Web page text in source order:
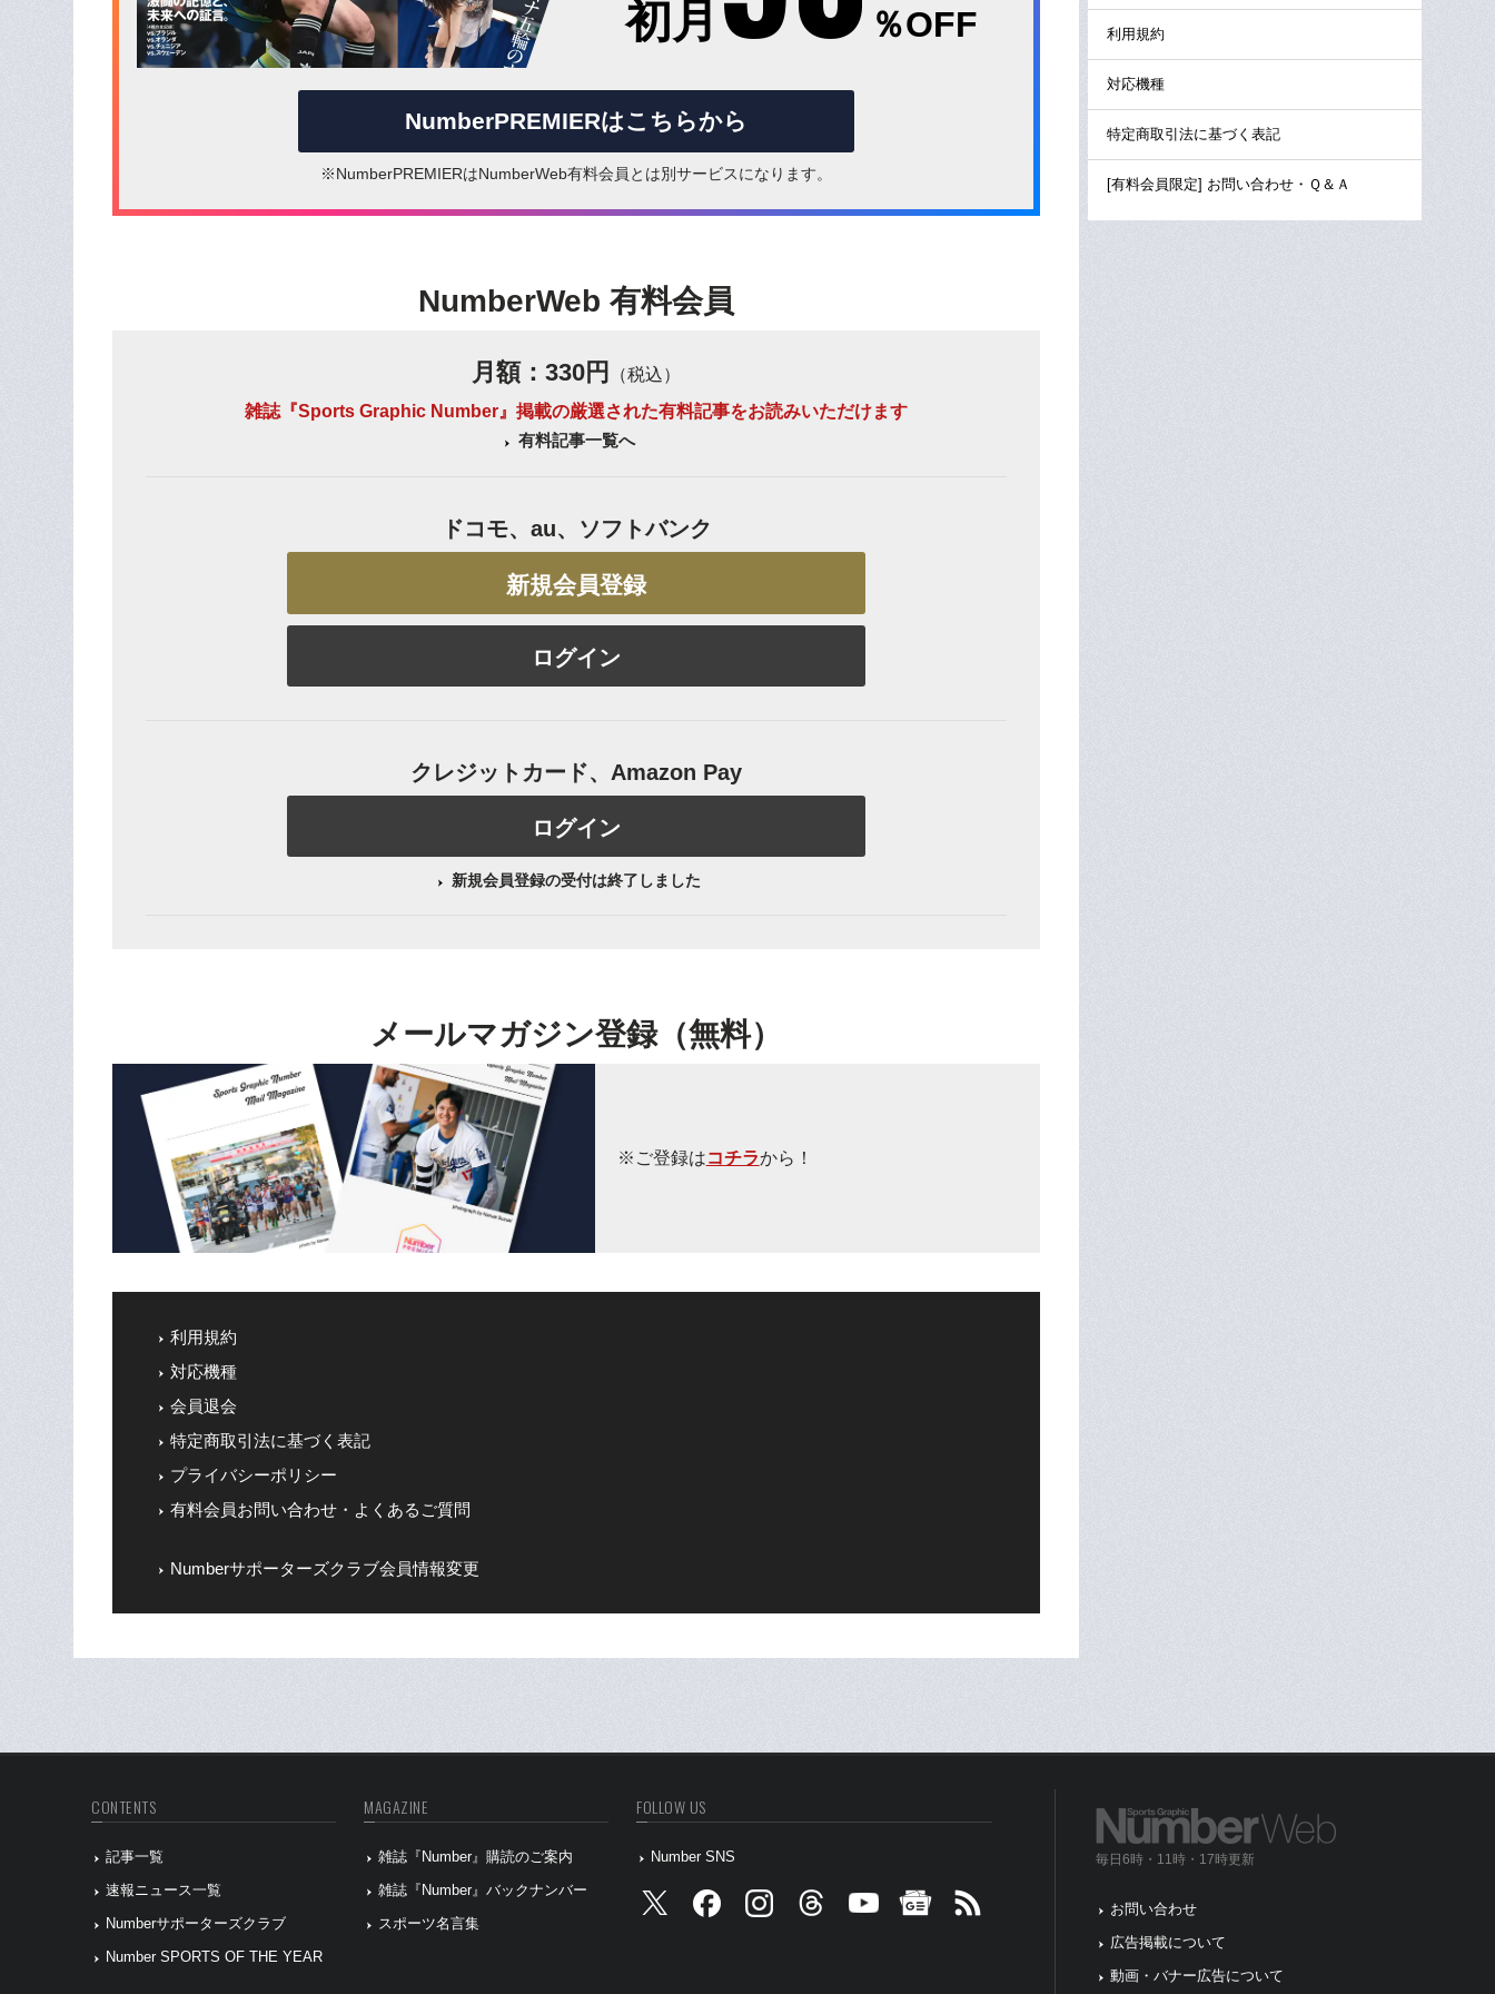
初月 ％OFF
NumberPREMIERはこちらから
※NumberPREMIERはNumberWeb有料会員とは別サービスになります。
NumberWeb 有料会員
月額：330円
（税込）
雑誌『Sports Graphic Number』掲載の厳選された有料記事をお読みいただけます
有料記事一覧へ
ドコモ、au、ソフトバンク
新規会員登録
ログイン
クレジットカード、Amazon Pay
ログイン
新規会員登録の受付は終了しました
メールマガジン登録（無料）
※ご登録はコチラから！
利用規約
対応機種
会員退会
特定商取引法に基づく表記
プライバシーポリシー
有料会員お問い合わせ・よくあるご質問
Numberサポーターズクラブ会員情報変更
利用規約
対応機種
特定商取引法に基づく表記
[有料会員限定] お問い合わせ・Ｑ＆Ａ
CONTENTS
記事一覧
速報ニュース一覧
Numberサポーターズクラブ
Number SPORTS OF THE YEAR
MAGAZINE
雑誌『Number』購読のご案内
雑誌『Number』バックナンバー
スポーツ名言集
FOLLOW US
Number SNS 毎日6時・11時・17時更新
お問い合わせ
広告掲載について
動画・バナー広告について